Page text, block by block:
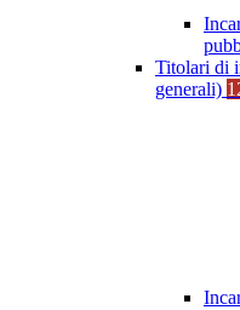
Titolari di
generali)